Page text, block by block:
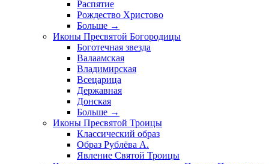
Распятие
Рождество Христово
Больше →
Иконы Пресвятой Богородицы
Боготечная звезда
Валаамская
Владимирская
Всецарица
Державная
Донская
Больше →
Иконы Пресвятой Троицы
Классический образ
Образ Рублёва А.
Явление Святой Троицы